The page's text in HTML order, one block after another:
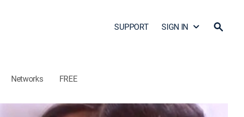
SUPPORT SIGN IN
Networks FREE